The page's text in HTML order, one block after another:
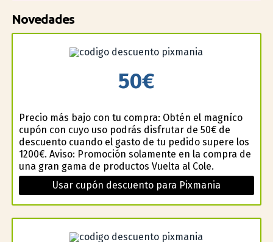
Novedades
50€
Precio más bajo con tu compra: Obtén el magnífico
cupón con cuyo uso podrás disfrutar de 50€ de
descuento cuando el gasto de tu pedido supere los
1200€. Aviso: Promoción solamente en la compra de
una gran gama de productos Vuelta al Cole.
Usar cupón descuento para Pixmania